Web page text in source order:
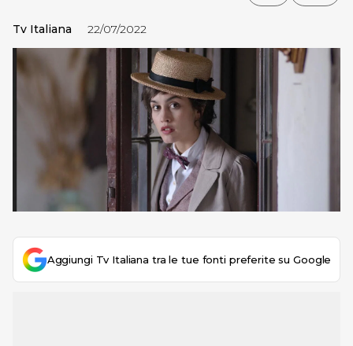
Tv Italiana 22/07/2022
Aggiungi Tv Italiana tra le tue fonti preferite su Google